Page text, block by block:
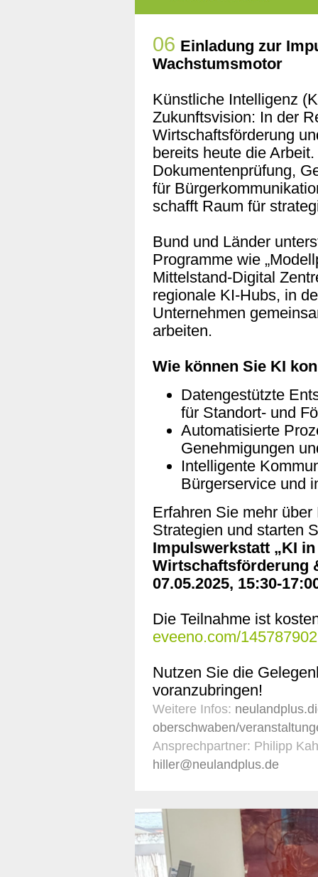
06 Einladung zur
Wachstumsmotor
Künstliche Intelligenz
Zukunftsvision: In der
Wirtschaftsförderung
bereits heute die
Dokumentenprüfung,
für
schafft Raum für
Bund und Länder
Programme wie
Mittelstand-Digital
regionale KI-Hubs, in
Unternehmen
arbeiten.
Wie können Sie KI
Datengestützte
für Standort- und
Automatisierte
Genehmigungen
Intelligente
Bürgerservice und
Erfahren Sie mehr
Strategien und starten
Impulswerkstatt „KI
Wirtschaftsförderung
07.05.2025, 15:30-
Die Teilnahme ist
eveeno.com/145787902
Nutzen Sie die
voranzubringen!
Weitere Infos:
oberschwaben/
Ansprechpartner: Philipp
hiller@neulandplus.de